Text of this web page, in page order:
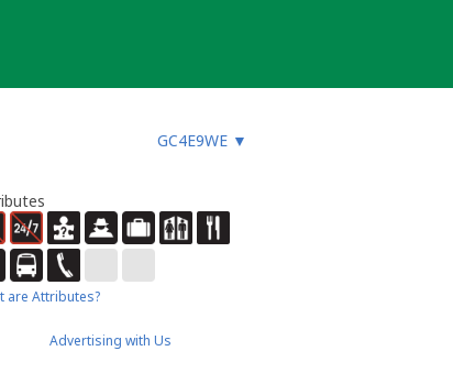
GC4E9WE ▼
are Attributes?
Advertising with Us